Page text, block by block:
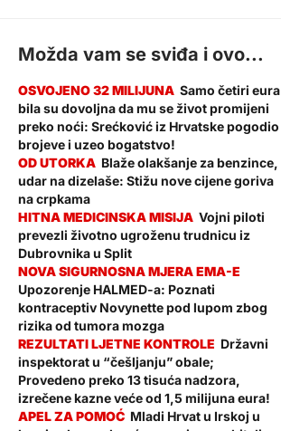
Možda vam se sviđa i ovo...
Samo četiri eura
bila su dovoljna da mu se život promijeni
preko noći: Srećković iz Hrvatske pogodio
brojeve i uzeo bogatstvo!
Blaže olakšanje za benzince,
udar na dizelaše: Stižu nove cijene goriva
na crpkama
Vojni piloti
prevezli životno ugroženu trudnicu iz
Dubrovnika u Split
Upozorenje HALMED-a: Poznati
kontraceptiv Novynette pod lupom zbog
rizika od tumora mozga
Državni
inspektorat u “češljanju” obale;
Provedeno preko 13 tisuća nadzora,
izrečene kazne veće od 1,5 milijuna eura!
Mladi Hrvat u Irskoj u